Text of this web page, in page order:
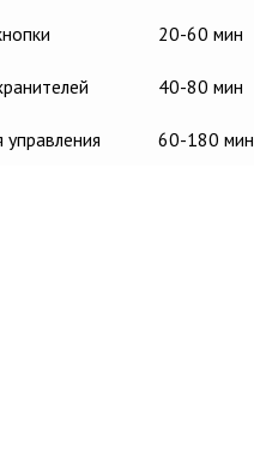
20-60 мин
40-80 мин
60-180 мин